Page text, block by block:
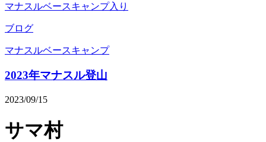
マナスルベースキャンプ入り
ブログ
マナスルベースキャンプ
2023年マナスル登山
2023/09/15
サマ村